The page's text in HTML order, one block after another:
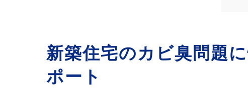
新築住宅のカビ臭問題
ポート